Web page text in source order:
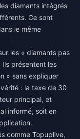
diamants intégrés
Ce sont
le même
les « diamants pas
présentent les
» sans expliquer
: la taxe de 30
principal, et
informé, soit en
comme Topuplive,